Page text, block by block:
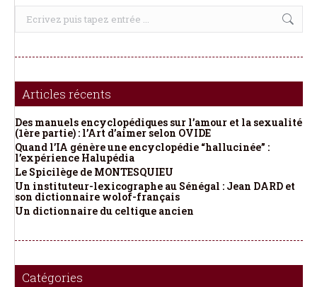
Recherche
Articles récents
Des manuels encyclopédiques sur l’amour et la sexualité
(1ère partie) : l’Art d’aimer selon OVIDE
Quand l’IA génère une encyclopédie “hallucinée” :
l’expérience Halupédia
Le Spicilège de MONTESQUIEU
Un instituteur-lexicographe au Sénégal : Jean DARD et
son dictionnaire wolof-français
Un dictionnaire du celtique ancien
Catégories